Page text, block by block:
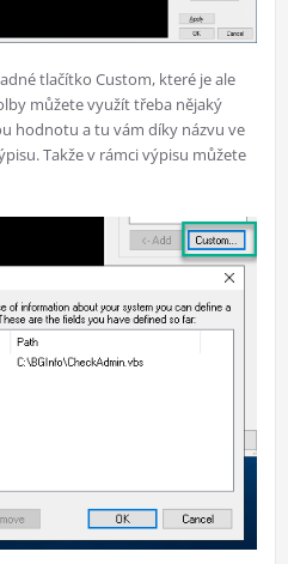
tlačítko Custom, které je ale
můžete využít třeba nějaký
hodnotu a tu vám díky názvu ve
Takže v rámci výpisu můžete